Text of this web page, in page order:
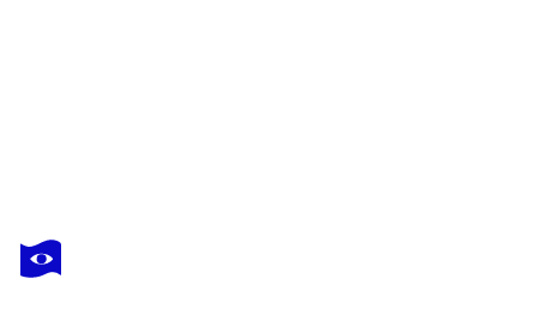
PARSCHA MIRGHAWAMEDDIN
abstract N°1964